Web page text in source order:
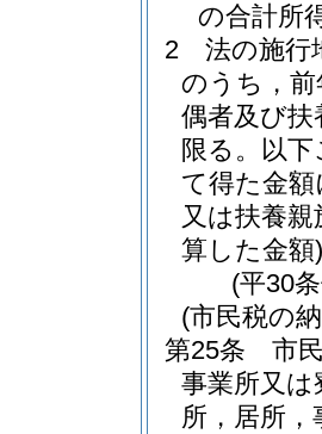
の合計所
2
法の施行
のうち，
偶者及び扶
限る。以
て得た金
又は扶養
算した金額)
(平30
(市民税の
第25条
市
事業所又
所，居所